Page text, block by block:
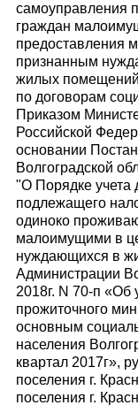
самоуправления
граждан
предоставления
признанным
жилых
по договорам
Приказом
Российской
основании
Волгоградской
"О Порядке учета
подлежащего
одиноко
малоимущими в
нуждающихся в
Администрации
2018г. N 70-п «Об
прожиточного
основным
населения
квартал 2017г»,
поселения г.
поселения г.